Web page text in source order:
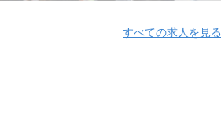
すべての求人を見る